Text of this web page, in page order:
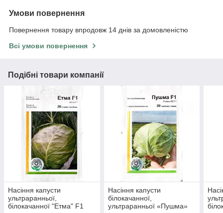
Умови повернення
Повернення товару впродовж 14 днів за домовленістю
Всі умови повернення
Подібні товари компанії
Насіння капусти
ультраранньої,
білокачанної "Етма" F1
Насіння капусти
білокачанної,
ультраранньої «Пушма»